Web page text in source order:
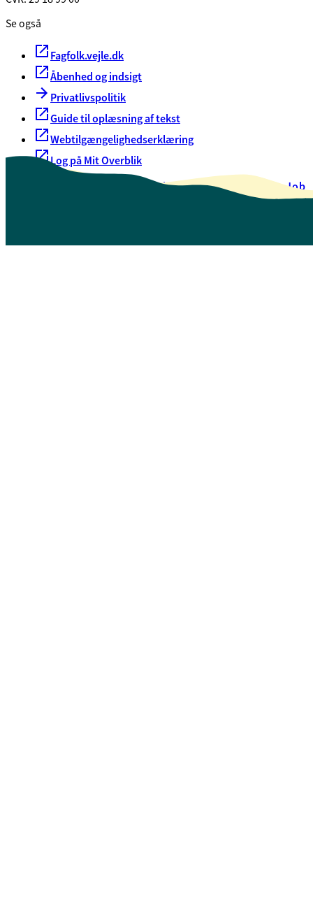
Se også
Fagfolk.vejle.dk
Åbenhed og indsigt
Privatlivspolitik
Guide til oplæsning af tekst
Webtilgængelighedserklæring
Log på Mit Overblik
Oversigt over selvbetjeningJob